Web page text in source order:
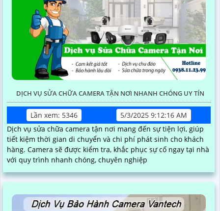
DỊCH VỤ SỬA CHỮA CAMERA TẬN NƠI NHANH CHÓNG UY TÍN
Lần xem: 5346
5/3/2025 9:12:16 AM
Dịch vụ sửa chữa camera tận nơi mang đến sự tiện lợi, giúp
tiết kiệm thời gian di chuyển và chi phí phát sinh cho khách
hàng. Camera sẽ được kiểm tra, khắc phục sự cố ngay tại nhà
với quy trình nhanh chóng, chuyên nghiệp